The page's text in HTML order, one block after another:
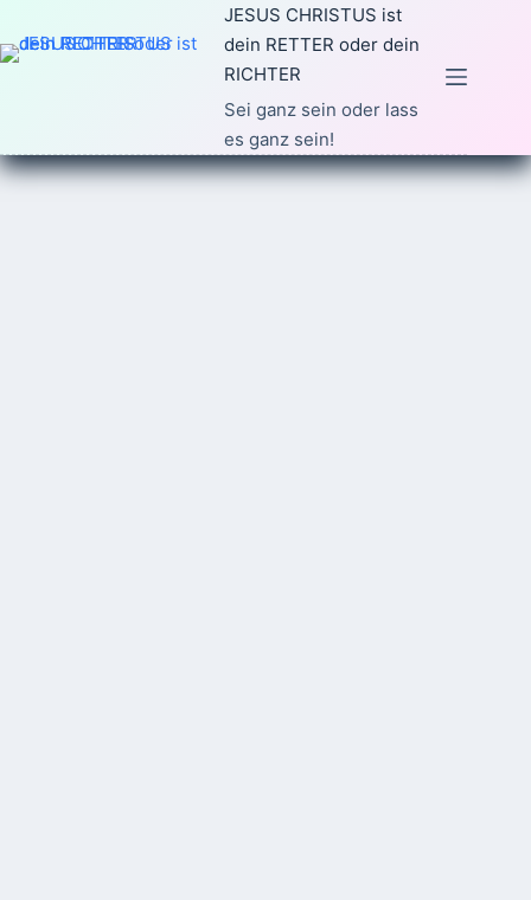
Inhalt
JESUS CHRISTUS ist
dein RETTER oder dein
RICHTER
Sei ganz sein oder lass
es ganz sein!